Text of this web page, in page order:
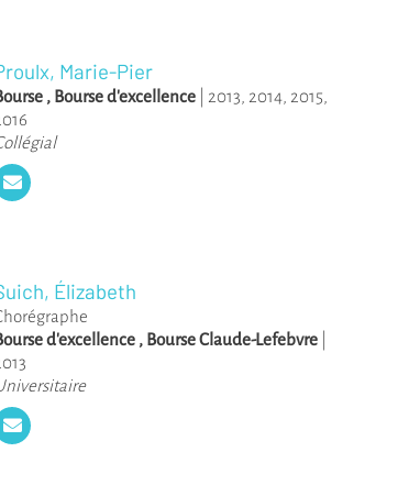
Marie-Pier
, Bourse d'excellence 2013 2014 2015
Élizabeth
d'excellence , Bourse Claude-Lefebvre